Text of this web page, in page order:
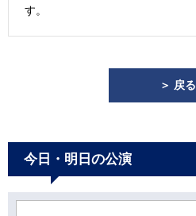
す。
＞ 戻る
今日・明日の公演